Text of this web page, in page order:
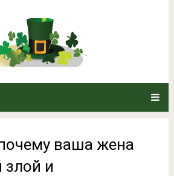
15 причин, почему ваша
ваша жена
злой и